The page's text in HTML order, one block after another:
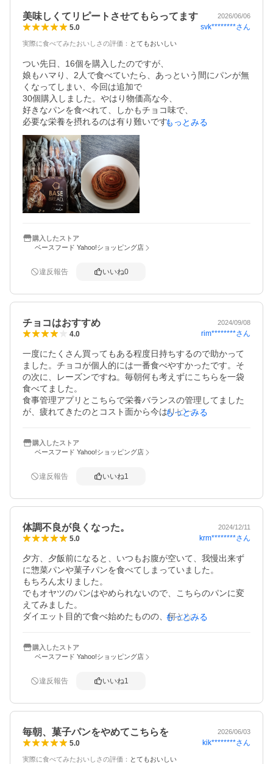
美味しくてリピートさせてもらってます 2026/06/06
5.0 svk********さん
実際に食べてみたおいしさの評価 ： とてもおいしい
つい先日、16個を購入したのですが、
娘もハマり、2人で食べていたら、あっという間にパンが無
くなってしまい、今回は追加で
30個購入しました。やはり物価高な今、
好きなパンを食べれて、しかもチョコ味で、
必要な栄養を摂れるのは有り難いです。
しかも甘いのにカロリーはそれほど
高くないのも魅力です。
食感は以前よりしっとりと変化していて、
チアシードのプチプチ感も感じなくて、
本当に美味しいです。
もっとみる
購入したストア
ベースフード Yahoo!ショッピング店
違反報告 いいね0
チョコはおすすめ 2024/09/08
4.0 rim********さん
一度にたくさん買ってもある程度日持ちするので助かって
ました。チョコが個人的には一番食べやすかったです。そ
の次に、レーズンですね。毎朝何も考えずにこちらを一袋
食べてました。
食事管理アプリとこちらで栄養バランスの管理してました
が、疲れてきたのとコスト面から今はリピートしてませ
います。
もっとみる
購入したストア
ベースフード Yahoo!ショッピング店
違反報告 いいね1
体調不良が良くなった。 2024/12/11
5.0 krm********さん
夕方、夕飯前になると、いつもお腹が空いて、我慢出来ず
に惣菜パンや菓子パンを食べてしまっていました。
もちろん太りました。
でもオヤツのパンはやめられないので、こちらのパンに変
えてみました。
ダイエット目的で食べ始めたものの、何となくいつも疲れ
ん。
体調維持のために、またリピします。
もっとみる
購入したストア
ベースフード Yahoo!ショッピング店
違反報告 いいね1
毎朝、菓子パンをやめてこちらを 2026/06/03
5.0 kik********さん
実際に食べてみたおいしさの評価 ： とてもおいしい